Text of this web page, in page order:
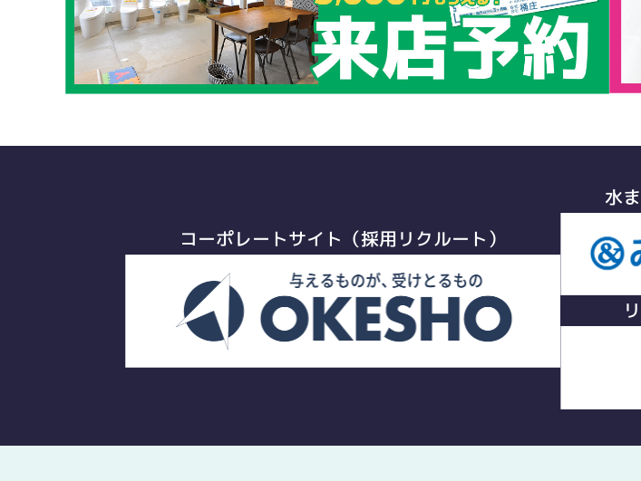
コーポレートサイト（採用リクルート）
水